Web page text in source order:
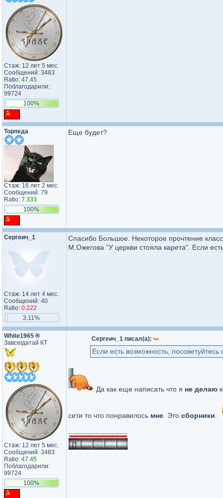
Стаж: 12 лет 5 мес.
Сообщений: 3483
Ratio: 47.45
Поблагодарили:
99724
100%
Торпеда
Стаж: 16 лет 2 мес.
Сообщений: 79
Ratio: 7.333
100%
Еще будет?
Сергеич_1
Стаж: 14 лет 4 мес.
Сообщений: 40
Ratio: 0.222
3.11%
Спасибо Большое. Некоторое прочтение
М.Ожегова "У церкви стояла карета". Если
White1965 ®
Завсегдатай КТ
Стаж: 12 лет 5 мес.
Сообщений: 3483
Ratio: 47.45
Поблагодарили:
99724
100%
Сергеич_1 писал(а):
Если есть возможность,
Да как еще написать что я не делаю
сети то что понравилось мне . Это сборники